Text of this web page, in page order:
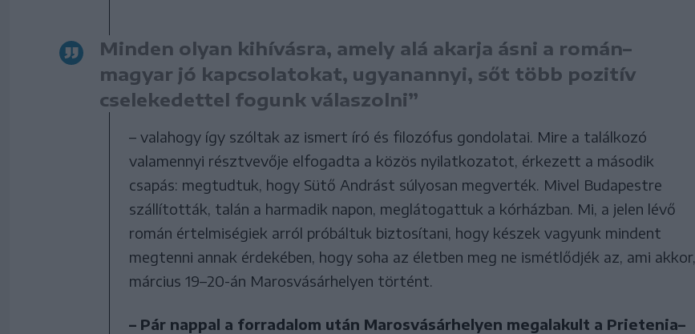
Minden olyan kihívásra, amely alá akarja ásni a román–
magyar jó kapcsolatokat, ugyanannyi, sőt több pozitív
cselekedettel fogunk válaszolni”
– valahogy így szóltak az ismert író és filozófus gondolatai. Mire a találkozó
valamennyi résztvevője elfogadta a közös nyilatkozatot, érkezett a második
csapás: megtudtuk, hogy Sütő Andrást súlyosan megverték. Mivel Budapestre
szállították, talán a harmadik napon, meglátogattuk a kórházban. Mi, a jelen lévő
román értelmiségiek arról próbáltuk biztosítani, hogy készek vagyunk mindent
megtenni annak érdekében, hogy soha az életben meg ne ismétlődjék az, ami akkor,
március 19–20-án Marosvásárhelyen történt.
– Pár nappal a forradalom után Marosvásárhelyen megalakult a Prietenia–